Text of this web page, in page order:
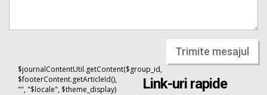
Trimite mesajul
$journalContentUtil.getContent($group_id,
$footerContent.getArticleId(),
"", "$locale", $theme_display)
Link-uri rapide